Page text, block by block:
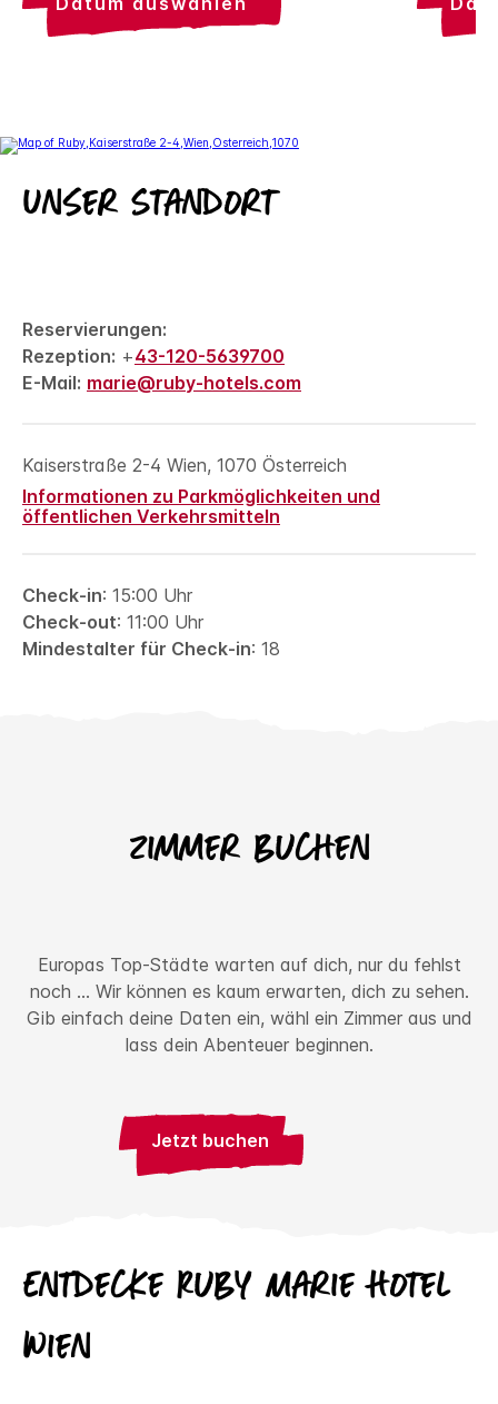
Unser Standort
Reservierungen:
Rezeption: +43-120-5639700
E-Mail: marie@ruby-hotels.com
Kaiserstraße 2-4 Wien, 1070 Österreich
Informationen zu Parkmöglichkeiten und
öffentlichen Verkehrsmitteln
Check-in: 15:00 Uhr
Check-out: 11:00 Uhr
Mindestalter für Check-in: 18
Zimmer buchen
Europas Top-Städte warten auf dich, nur du fehlst
noch ... Wir können es kaum erwarten, dich zu sehen.
Gib einfach deine Daten ein, wähl ein Zimmer aus und
lass dein Abenteuer beginnen.
Jetzt buchen
Entdecke Ruby Marie Hotel
Wien